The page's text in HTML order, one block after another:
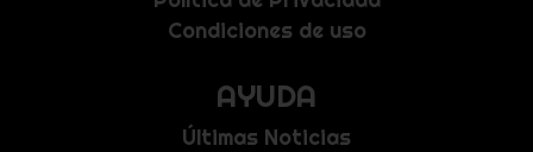
Condiciones de uso
AYUDA
Últimas Noticias